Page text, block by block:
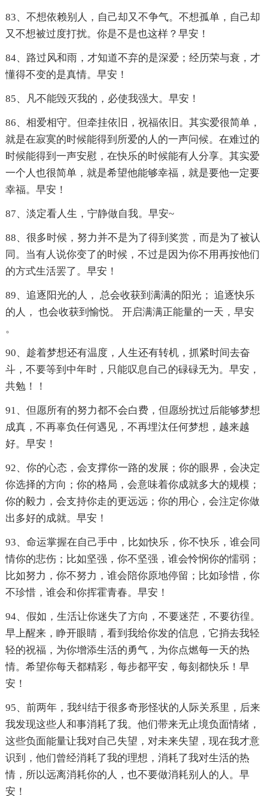
83、不想依赖别人，自己却又不争气。不想孤单，自己却
又不想被过度打扰。你是不是也这样？早安！
84、路过风和雨，才知道不弃的是深爱；经历荣与衰，才
懂得不变的是真情。早安！
85、凡不能毁灭我的，必使我强大。早安！
86、相爱相守。但牵挂依旧，祝福依旧。其实爱很简单，
就是在寂寞的时候能得到所爱的人的一声问候。在难过的
时候能得到一声安慰，在快乐的时候能有人分享。其实爱
一个人也很简单，就是希望他能够幸福，就是要他一定要
幸福。早安！
87、淡定看人生，宁静做自我。早安~
88、很多时候，努力并不是为了得到奖赏，而是为了被认
同。当有人说你变了的时候，不过是因为你不用再按他们
的方式生活罢了。早安！
89、追逐阳光的人， 总会收获到满满的阳光； 追逐快乐
的人， 也会收获到愉悦。 开启满满正能量的一天，早安
。
90、趁着梦想还有温度，人生还有转机，抓紧时间去奋
斗，不要等到中年时，只能叹息自己的碌碌无为。早安，
共勉！！
91、但愿所有的努力都不会白费，但愿纷扰过后能够梦想
成真，不再辜负任何遇见，不再埋汰任何梦想，越来越
好。早安！
92、你的心态，会支撑你一路的发展；你的眼界，会决定
你选择的方向；你的格局，会意味着你成就多大的规模；
你的毅力，会支持你走的更远远；你的用心，会注定你做
出多好的成就。早安！
93、命运掌握在自己手中，比如快乐，你不快乐，谁会同
情你的悲伤；比如坚强，你不坚强，谁会怜悯你的懦弱；
比如努力，你不努力，谁会陪你原地停留；比如珍惜，你
不珍惜，谁会和你挥霍青春。早安！
94、假如，生活让你迷失了方向，不要迷茫，不要彷徨。
早上醒来，睁开眼睛，看到我给你发的信息，它捎去我轻
轻的祝福，为你增添生活的勇气，为你点燃每一天的热
情。希望你每天都精彩，每步都平安，每刻都快乐！早
安！
95、前两年，我纠结于很多奇形怪状的人际关系里，后来
我发现这些人和事消耗了我。他们带来无止境负面情绪，
这些负面能量让我对自己失望，对未来失望，现在我才意
识到，他们曾经消耗了我的理想，消耗了我对生活的热
情，所以远离消耗你的人，也不要做消耗别人的人。早
安！